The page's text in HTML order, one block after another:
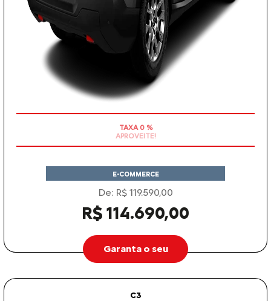
E-COMMERCE
De: R$ 119.590,00
R$ 114.690,00
Garanta o seu
C3